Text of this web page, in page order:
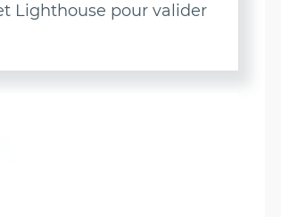
Lighthouse pour valider